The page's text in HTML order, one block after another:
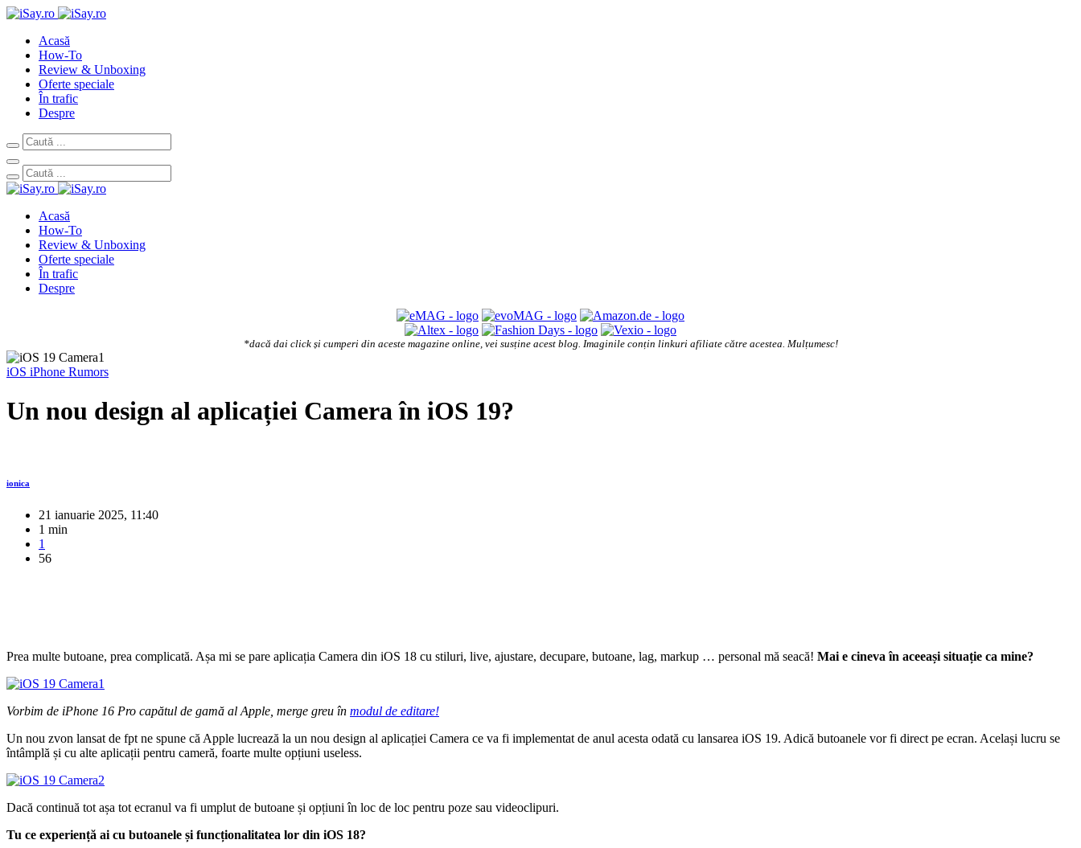
Acasă
How-To
Review & Unboxing
Oferte speciale
În trafic
Despre
Acasă
How-To
Review & Unboxing
Oferte speciale
În trafic
Despre
*dacă dai click și cumperi din aceste magazine online, vei susține acest blog. Imaginile conțin linkuri afiliate către acestea. Mulțumesc!
iOS iPhone Rumors
Un nou design al aplicației Camera în iOS 19?
ionica
21 ianuarie 2025, 11:40
1 min
1
56
Prea multe butoane, prea complicată. Așa mi se pare aplicația Camera din iOS 18 cu stiluri, live, ajustare, decupare, butoane, lag, markup … personal mă seacă! Mai e cineva în aceeași situație ca mine?
Vorbim de iPhone 16 Pro capătul de gamă al Apple, merge greu în modul de editare!
Un nou zvon lansat de fpt ne spune că Apple lucrează la un nou design al aplicației Camera ce va fi implementat de anul acesta odată cu lansarea iOS 19. Adică butoanele vor fi direct pe ecran. Același lucru se
întâmplă și cu alte aplicații pentru cameră, foarte multe opțiuni useless.
Dacă continuă tot așa tot ecranul va fi umplut de butoane și opțiuni în loc de loc pentru poze sau videoclipuri.
Tu ce experiență ai cu butoanele și funcționalitatea lor din iOS 18?